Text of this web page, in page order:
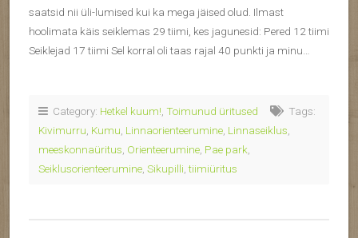
saatsid nii üli-lumised kui ka mega jäised olud. Ilmast
hoolimata käis seiklemas 29 tiimi, kes jagunesid: Pered 12 tiimi
Seiklejad 17 tiimi Sel korral oli taas rajal 40 punkti ja minu…
Category: Hetkel kuum! Toimunud üritused
Tags:
Kivimurru Kumu Linnaorienteerumine Linnaseiklus
meeskonnaüritus Orienteerumine Pae park
Seiklusorienteerumine Sikupilli ,tiimiüritus